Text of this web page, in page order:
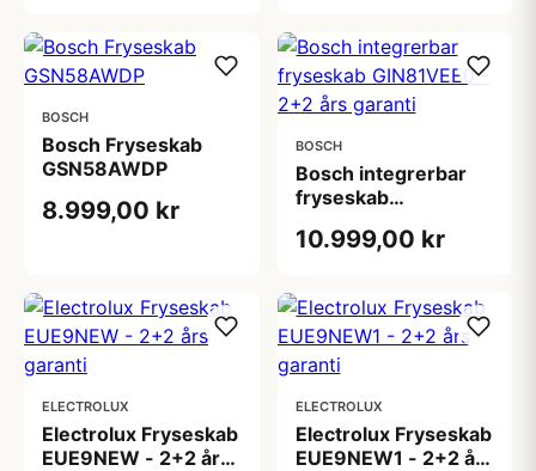
BOSCH
Bosch Fryseskab
GSN58AWDP
8.999,00 kr
BOSCH
Bosch integrerbar
fryseskab
garanti
10.999,00 kr
ELECTROLUX
Electrolux Fryseskab
EUE9NEW - 2+2 års
ELECTROLUX
Electrolux Fryseskab
EUE9NEW1 - 2+2 års